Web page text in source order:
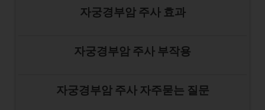
자궁경부암 주사 효과
자궁경부암 주사 부작용
자궁경부암 주사 자주묻는 질문